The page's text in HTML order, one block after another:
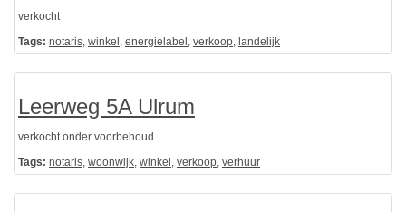
verkocht
Tags: notaris, winkel , energielabel , verkoop, landelijk
Leerweg 5A Ulrum
verkocht onder voorbehoud
Tags: notaris, woonwijk, winkel , verkoop, verhuur